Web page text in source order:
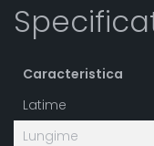
Caracteristica
Latime
Lungime